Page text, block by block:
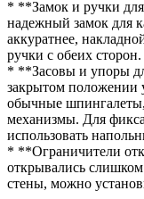
* **Замок и ручки
надежный замок для
аккуратнее,
ручки с обеих сторон.
* **Засовы и упоры
закрытом положении
обычные
механизмы. Для
использовать
* **Ограничители
открывались
стены, можно